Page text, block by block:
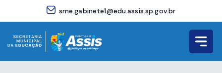
sme.gabinete1@edu.assis.sp.gov.br